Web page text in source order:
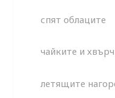
спят облаците
чайките и
летящите